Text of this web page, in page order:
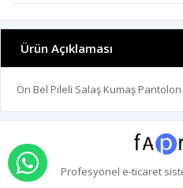
Ürün Açıklaması
Ön Bel Pileli Salaş Kumaş Pantolon
Profesyonel e-ticaret